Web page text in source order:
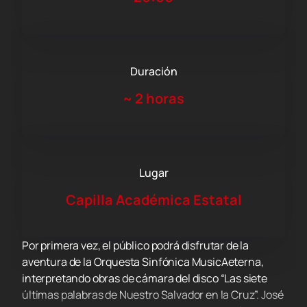
Duración
~ 2 horas
Lugar
Capilla Académica Estatal
Por primera vez, el público podrá disfrutar de la
aventura de la Orquesta Sinfónica MusicAeterna,
interpretando obras de cámara del disco “Las siete
últimas palabras de Nuestro Salvador en la Cruz”. José